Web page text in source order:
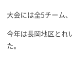
大会には全5チーム
今年は長岡地区とれ
た。